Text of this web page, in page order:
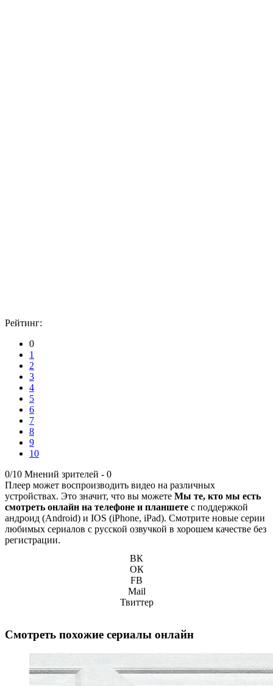
Рейтинг:
0
1
2
3
4
5
6
7
8
9
10
0/10 Мнений зрителей - 0
Плеер может воспроизводить видео на различных
устройствах. Это значит, что вы можете Мы те, кто мы есть
смотреть онлайн на телефоне и планшете с поддержкой
андроид (Android) и IOS (iPhone, iPad). Смотрите новые серии
любимых сериалов с русской озвучкой в хорошем качестве без
регистрации.
ВК
ОК
FB
Mail
Твиттер
Смотреть похожие сериалы онлайн